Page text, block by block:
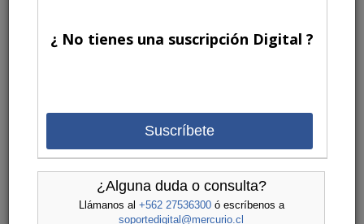
¿ No tienes una suscripción Digital ?
Suscríbete
¿Alguna duda o consulta?
Llámanos al +562 27536300ó escríbenos a
soportedigital@mercurio.cl